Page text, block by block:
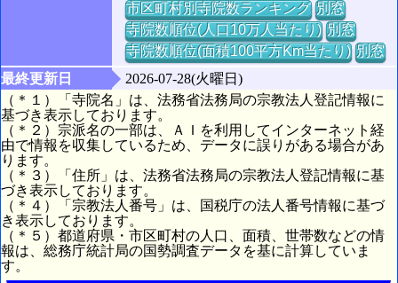
市区町村別寺院数ランキング 別窓
寺院数順位(人口10万人当たり) 別窓
寺院数順位(面積100平方Km当たり) 別窓
最終更新日
2026-07-28(火曜日)
（＊１）「寺院名」は、法務省法務局の宗教法人登記情報に
基づき表示しております。
（＊２）宗派名の一部は、ＡＩを利用してインターネット経
由で情報を収集しているため、データに誤りがある場合があ
ります。
（＊３）「住所」は、法務省法務局の宗教法人登記情報に基
づき表示しております。
（＊４）「宗教法人番号」は、国税庁の法人番号情報に基づ
き表示しております。
（＊５）都道府県・市区町村の人口、面積、世帯数などの情
報は、総務庁統計局の国勢調査データを基に計算していま
す。